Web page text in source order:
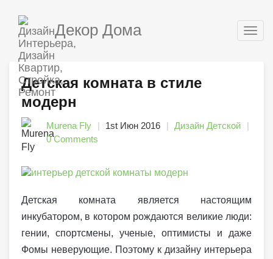
Декор Дома
Детская комната в стиле
модерн
Murena Fly 1st Июн 2016
Дизайн Детской
0 Comments
Детская комната является настоящим
инкубатором, в котором рождаются великие люди:
гении, спортсмены, ученые, оптимисты и даже
Фомы неверующие. Поэтому к дизайну интерьера